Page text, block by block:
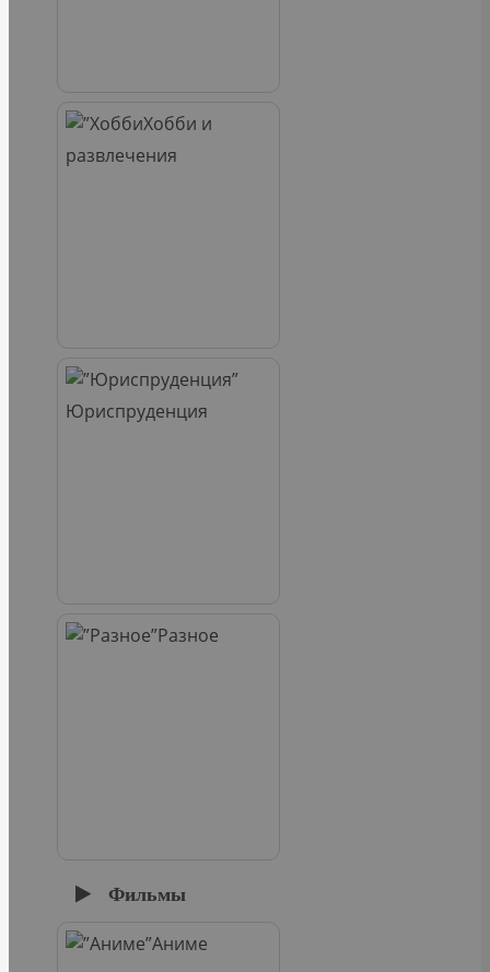
Хобби и
развлечения
Юриспруденция
Разное
Фильмы
Аниме